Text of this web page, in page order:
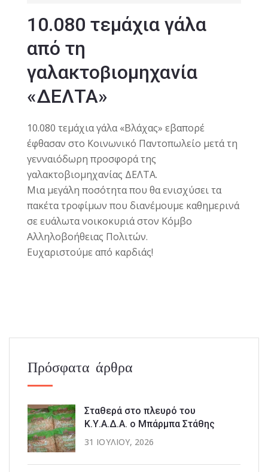
10.080 τεμάχια γάλα
από τη
γαλακτοβιομηχανία
«ΔΕΛΤΑ»
10.080 τεμάχια γάλα «Βλάχας» εβαπορέ
έφθασαν στο Κοινωνικό Παντοπωλείο μετά τη
γενναιόδωρη προσφορά της
γαλακτοβιομηχανίας ΔΕΛΤΑ.
Μια μεγάλη ποσότητα που θα ενισχύσει τα
πακέτα τροφίμων που διανέμουμε καθημερινά
σε ευάλωτα νοικοκυριά στον Κόμβο
Αλληλοβοήθειας Πολιτών.
Ευχαριστούμε από καρδιάς!
Πρόσφατα άρθρα
Σταθερά στο πλευρό του
Κ.Υ.Α.Δ.Α. ο Μπάρμπα Στάθης
31 ΙΟΥΛΊΟΥ, 2026